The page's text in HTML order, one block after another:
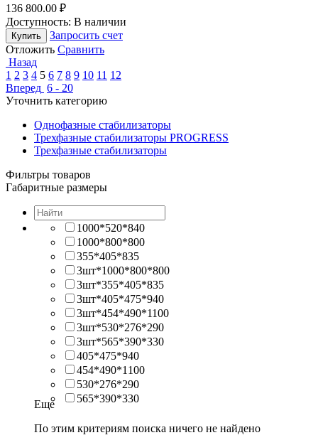
136 800.00 ₽
Доступность: В наличии
Купить
Запросить счет
Отложить Сравнить
Назад
1 2 3 4 5 6 7 8 9 10 11 12
Вперед 6 - 20
Уточнить категорию
Однофазные стабилизаторы
Трехфазные стабилизаторы PROGRESS
Трехфазные стабилизаторы
Фильтры товаров
Габаритные размеры
1000*520*840
1000*800*800
355*405*835
3шт*1000*800*800
3шт*355*405*835
3шт*405*475*940
3шт*454*490*1100
3шт*530*276*290
3шт*565*390*330
405*475*940
454*490*1100
530*276*290
565*390*330
Еще
По этим критериям поиска ничего не найдено